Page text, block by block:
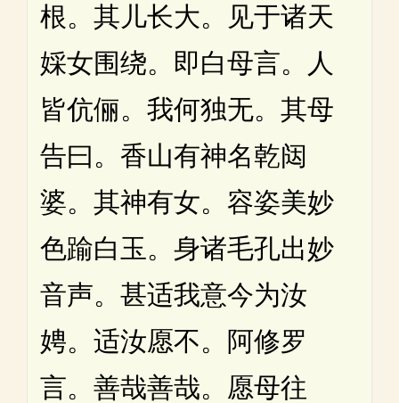
根。其儿长大。见于诸天
婇女围绕。即白母言。人
皆伉俪。我何独无。其母
告曰。香山有神名乾闼
婆。其神有女。容姿美妙
色踰白玉。身诸毛孔出妙
音声。甚适我意今为汝
娉。适汝愿不。阿修罗
言。善哉善哉。愿母往